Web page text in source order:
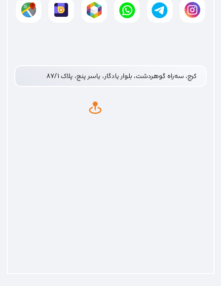
کرج، سه‌راه گوهردشت، بلوار یادگار، یاسر پنج، پلاک ۸۷/۱